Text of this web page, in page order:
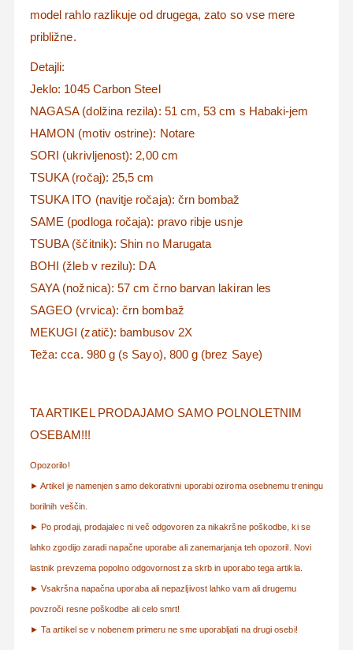
model rahlo razlikuje od drugega, zato so vse mere
približne.
Detajli:
Jeklo: 1045 Carbon Steel
NAGASA (dolžina rezila): 51 cm, 53 cm s Habaki-jem
HAMON (motiv ostrine): Notare
SORI (ukrivljenost): 2,00 cm
TSUKA (ročaj): 25,5 cm
TSUKA ITO (navitje ročaja): črn bombaž
SAME (podloga ročaja): pravo ribje usnje
TSUBA (ščitnik): Shin no Marugata
BOHI (žleb v rezilu): DA
SAYA (nožnica): 57 cm črno barvan lakiran les
SAGEO (vrvica): črn bombaž
MEKUGI (zatič): bambusov 2X
Teža: cca. 980 g (s Sayo), 800 g (brez Saye)
TA ARTIKEL PRODAJAMO SAMO POLNOLETNIM
OSEBAM!!!
Opozorilo!
► Artikel je namenjen samo dekorativni uporabi oziroma osebnemu treningu
borilnih veščin.
► Po prodaji, prodajalec ni več odgovoren za nikakršne poškodbe, ki se
lahko zgodijo zaradi napačne uporabe ali zanemarjanja teh opozoril. Novi
lastnik prevzema popolno odgovornost za skrb in uporabo tega artikla.
► Vsakršna napačna uporaba ali nepazljivost lahko vam ali drugemu
povzroči resne poškodbe ali celo smrt!
► Ta artikel se v nobenem primeru ne sme uporabljati na drugi osebi!